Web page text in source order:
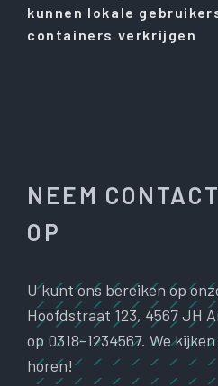
kunnen lokale
containers verkrijgen
NEEM
OP
U kunt ons bereiken op
Hoofdstraat 123, 4567 JH
op 0318-1234567. We
horen!